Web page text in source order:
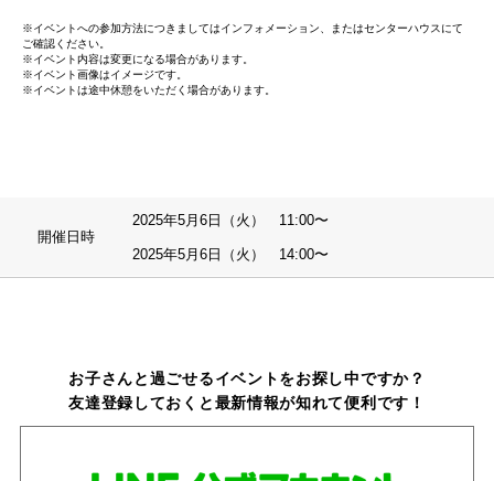
※イベントへの参加方法につきましてはインフォメーション、またはセンターハウスにて
ご確認ください。
※イベント内容は変更になる場合があります。
※イベント画像はイメージです。
※イベントは途中休憩をいただく場合があります。
開催日時
2025年5月6日（火） 11:00〜
2025年5月6日（火） 14:00〜
お子さんと過ごせるイベントをお探し中ですか？
友達登録しておくと最新情報が知れて便利です！